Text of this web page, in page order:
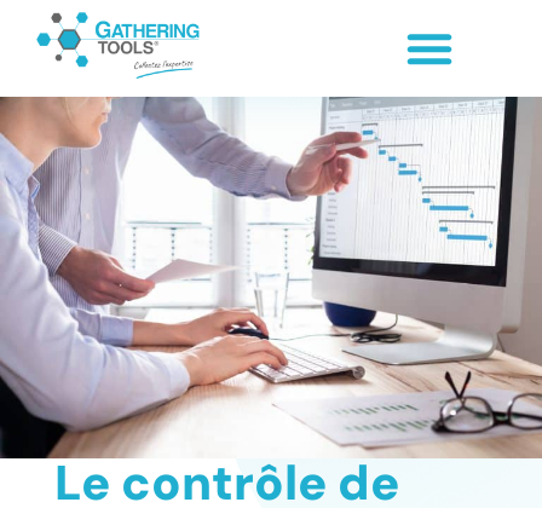
Le contrôle de